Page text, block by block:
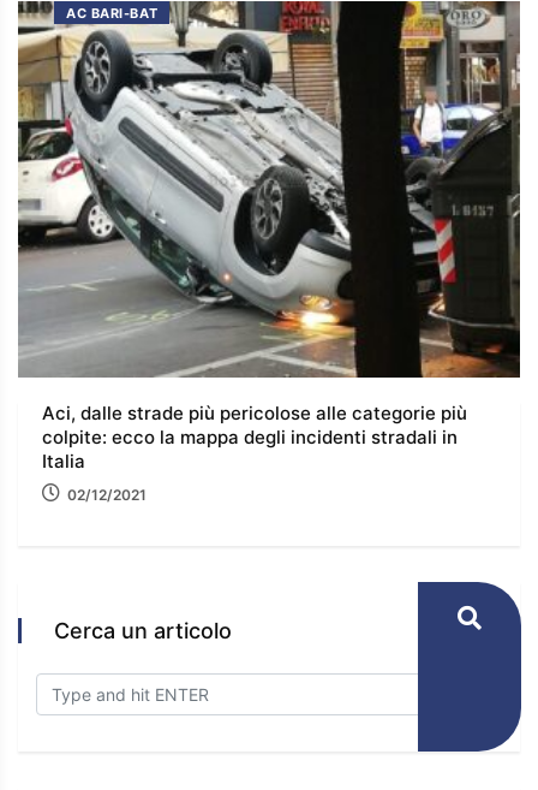
AC BARI-BAT
Aci, dalle strade più pericolose alle categorie più
colpite: ecco la mappa degli incidenti stradali in
Italia
02/12/2021
Cerca un articolo